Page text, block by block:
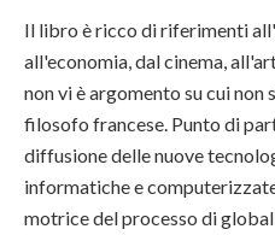
Il libro è ricco di riferimenti
all'economia, dal cinema,
non vi è argomento su cui
filosofo francese. Punto di
diffusione delle nuove
informatiche e
motrice del processo di